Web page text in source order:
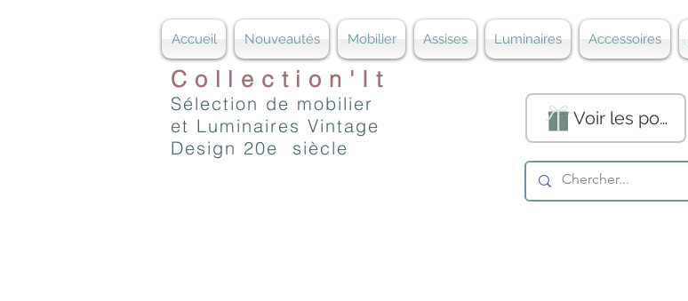
Accueil Nouveautés Mobilier Assises Luminaires Accessoires
Collection'It
Sélection de mobilier
et Luminaires Vintage
Design 20e siècle
Voir les points